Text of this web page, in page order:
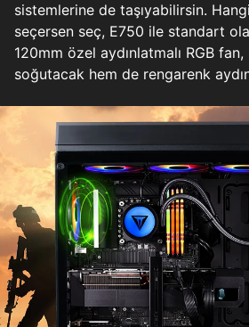
sistemlerine de taşıyabilirsin.
seçersen seç, E750 ile standart
120mm özel aydınlatmalı RGB fan,
soğutacak hem de rengarenk